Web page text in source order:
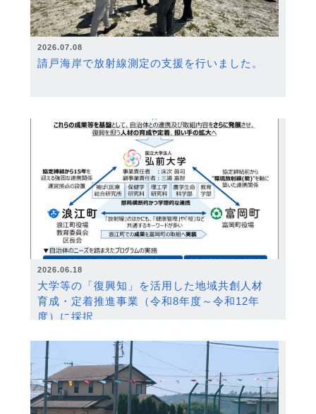
2026.07.08
請戸海岸で放射線測定の支援を行いました。
2026.06.18
大学等の「復興知」を活用した地域共創人材
育成・定着推進事業（令和8年度～令和12年
度）に採択